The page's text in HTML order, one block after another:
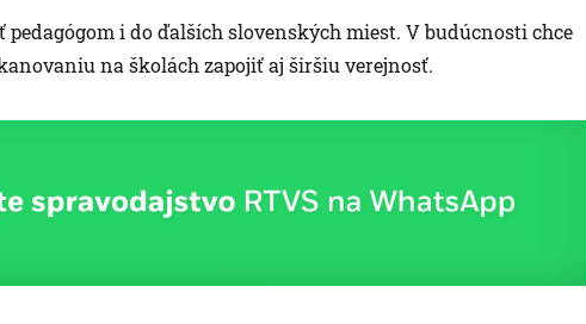
i do ďalších slovenských miest. V budúcnosti chce
na školách zapojiť aj širšiu verejnosť.